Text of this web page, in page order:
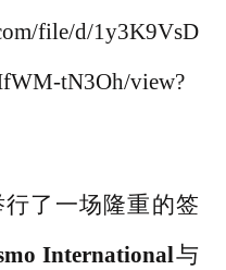
file/d/1y3K9VsD
tN3Oh/view?
了一场隆重的签
International与